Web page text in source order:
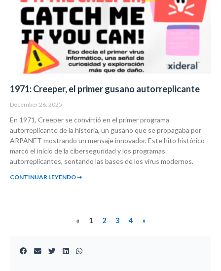
1971: Creeper, el primer gusano autorreplicante
December 26, 2025
En 1971, Creeper se convirtió en el primer programa
autorreplicante de la historia, un gusano que se propagaba por
ARPANET mostrando un mensaje innovador. Este hito histórico
marcó el inicio de la ciberseguridad y los programas
autorreplicantes, sentando las bases de los virus modernos.
CONTINUAR LEYENDO ➞
« 1 2 3 4 »